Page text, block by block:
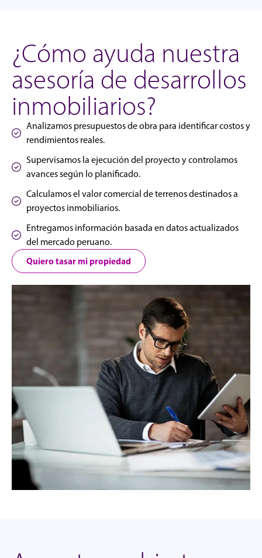
¿Cómo ayuda nuestra
asesoría de desarrollos
inmobiliarios?
Analizamos presupuestos de obra para identificar costos y
rendimientos reales.
Supervisamos la ejecución del proyecto y controlamos
avances según lo planificado.
Calculamos el valor comercial de terrenos destinados a
proyectos inmobiliarios.
Entregamos información basada en datos actualizados
del mercado peruano.
Quiero tasar mi propiedad